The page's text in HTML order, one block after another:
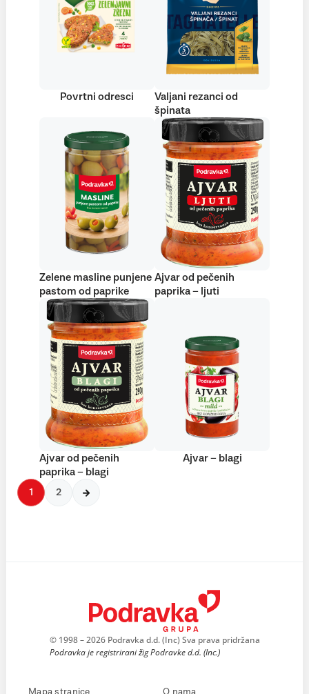
Povrtni odresci
Valjani rezanci od
špinata
Zelene masline punjene
pastom od paprike
Ajvar od pečenih
paprika – ljuti
Ajvar od pečenih
paprika – blagi
Ajvar – blagi
1 2
© 1998 – 2026 Podravka d.d. (Inc) Sva prava pridržana
Podravka je registrirani žig Podravke d.d. (Inc.)
Mapa stranice O nama